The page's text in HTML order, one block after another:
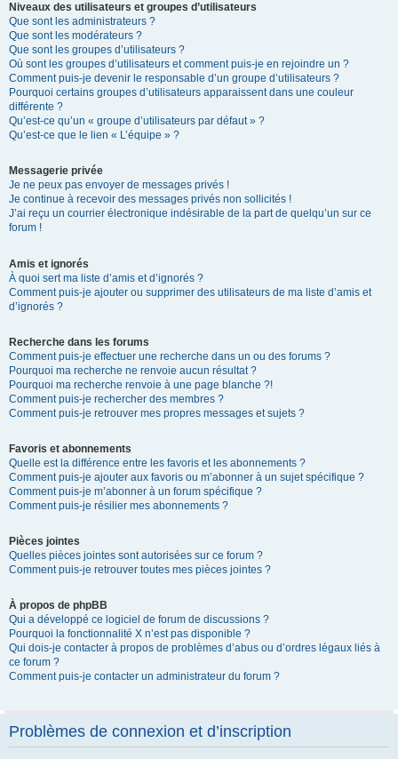
Niveaux des utilisateurs et groupes d’utilisateurs
Que sont les administrateurs ?
Que sont les modérateurs ?
Que sont les groupes d’utilisateurs ?
Où sont les groupes d’utilisateurs et comment puis-je en rejoindre un ?
Comment puis-je devenir le responsable d’un groupe d’utilisateurs ?
Pourquoi certains groupes d’utilisateurs apparaissent dans une couleur
différente ?
Qu’est-ce qu’un « groupe d’utilisateurs par défaut » ?
Qu’est-ce que le lien « L’équipe » ?
Messagerie privée
Je ne peux pas envoyer de messages privés !
Je continue à recevoir des messages privés non sollicités !
J’ai reçu un courrier électronique indésirable de la part de quelqu’un sur ce
forum !
Amis et ignorés
À quoi sert ma liste d’amis et d’ignorés ?
Comment puis-je ajouter ou supprimer des utilisateurs de ma liste d’amis et
d’ignorés ?
Recherche dans les forums
Comment puis-je effectuer une recherche dans un ou des forums ?
Pourquoi ma recherche ne renvoie aucun résultat ?
Pourquoi ma recherche renvoie à une page blanche ?!
Comment puis-je rechercher des membres ?
Comment puis-je retrouver mes propres messages et sujets ?
Favoris et abonnements
Quelle est la différence entre les favoris et les abonnements ?
Comment puis-je ajouter aux favoris ou m’abonner à un sujet spécifique ?
Comment puis-je m’abonner à un forum spécifique ?
Comment puis-je résilier mes abonnements ?
Pièces jointes
Quelles pièces jointes sont autorisées sur ce forum ?
Comment puis-je retrouver toutes mes pièces jointes ?
À propos de phpBB
Qui a développé ce logiciel de forum de discussions ?
Pourquoi la fonctionnalité X n’est pas disponible ?
Qui dois-je contacter à propos de problèmes d’abus ou d’ordres légaux liés à
ce forum ?
Comment puis-je contacter un administrateur du forum ?
Problèmes de connexion et d’inscription